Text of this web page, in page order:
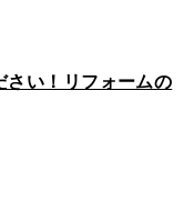
さい！リフォームの